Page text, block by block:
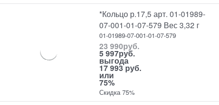
*Кольцо р.17,5 арт. 01-01989-
07-001-01-07-579 Вес 3,32 г
01-01989-07-001-01-07-579
23 990руб.
5 997руб.
выгода
17 993 руб.
или
75%
Скидка 75%